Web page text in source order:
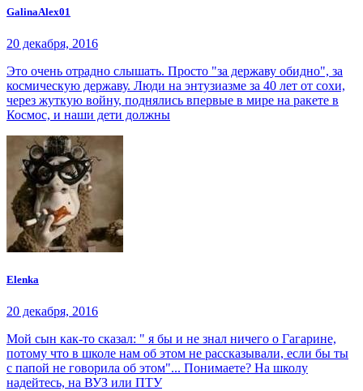
GalinaAlex01
20 декабря, 2016
Это очень отрадно слышать. Просто "за державу обидно", за
космическую державу. Люди на энтузиазме за 40 лет от сохи,
через жуткую войну, поднялись впервые в мире на ракете в
Космос, и наши дети должны
Elenka
20 декабря, 2016
Мой сын как-то сказал: " я бы и не знал ничего о Гагарине,
потому что в школе нам об этом не рассказывали, если бы ты
с папой не говорила об этом"... Понимаете? На школу
надейтесь, на ВУЗ или ПТУ